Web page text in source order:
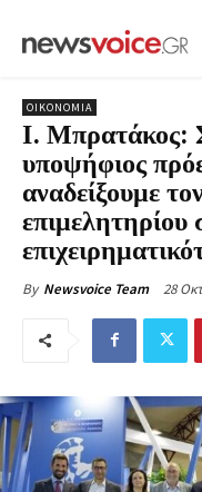
ΟΙΚΟΝΟΜΙΑ
Ι. Μπρατάκος:
υποψήφιος
αναδείξουμε
επιμελητηρίου
By Newsvoice Team 28